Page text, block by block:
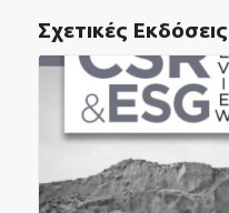
Σχετικές Εκδόσεις